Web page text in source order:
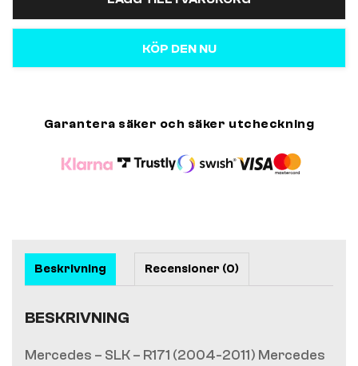
KÖP DEN NU
Garantera säker och säker utcheckning
Beskrivning Recensioner (0)
BESKRIVNING
Mercedes – SLK – R171 (2004-2011) Mercedes